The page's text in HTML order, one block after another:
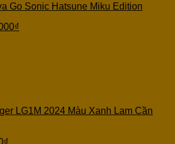
Go Sonic Hatsune Miku Edition
₫
LG1M 2024 Màu Xanh Lam Cần
₫